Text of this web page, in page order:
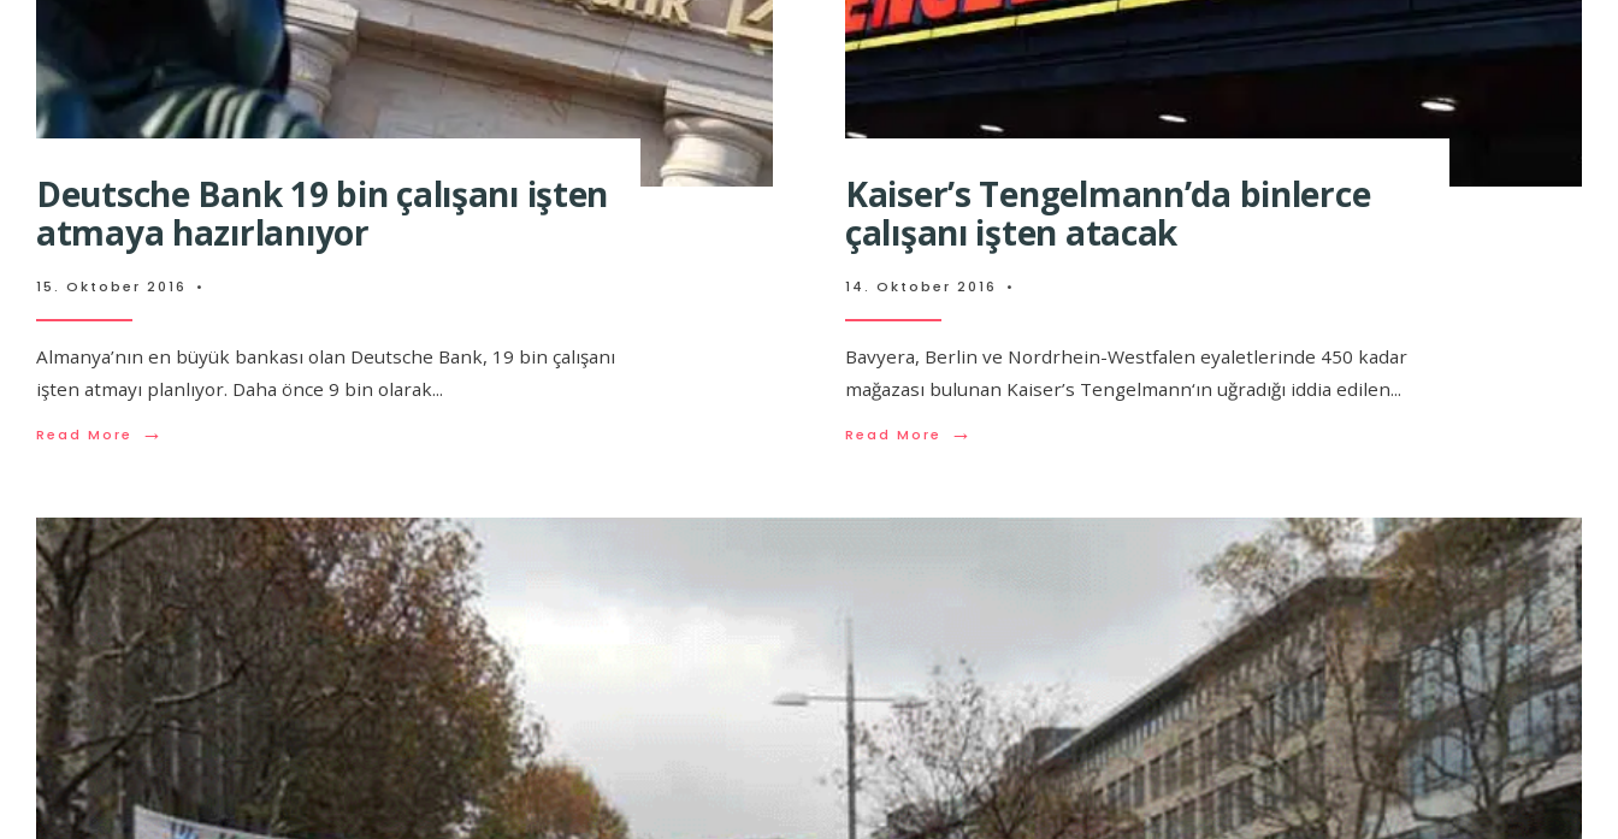
Deutsche Bank 19 bin çalışanı işten
atmaya hazırlanıyor
15. Oktober 2016 •
Almanya’nın en büyük bankası olan Deutsche Bank, 19 bin çalışanı
işten atmayı planlıyor. Daha önce 9 bin olarak...
Read More →
Kaiser’s Tengelmann’da binlerce
çalışanı işten atacak
14. Oktober 2016 •
Bavyera, Berlin ve Nordrhein-Westfalen eyaletlerinde 450 kadar
mağazası bulunan Kaiser’s Tengelmann‘ın uğradığı iddia edilen...
Read More →